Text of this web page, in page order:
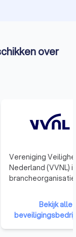
over
Vereniging
Nederland (VVNL)
bekend als VBe
scala aan diensten
Bekijk alle